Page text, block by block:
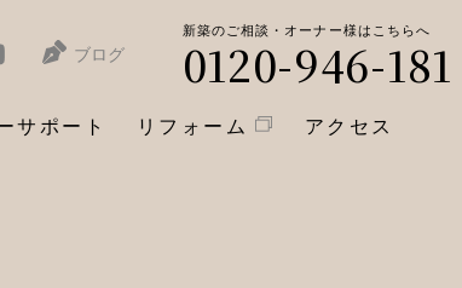
ブログ
新築のご相談・オーナー様はこちらへ
0120-946-181
サポート リフォーム アクセス